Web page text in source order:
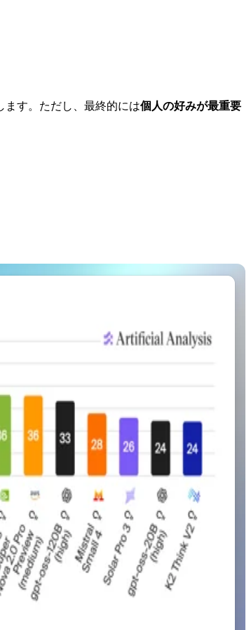
ます。ただし、最終的には個人の好みが最重要